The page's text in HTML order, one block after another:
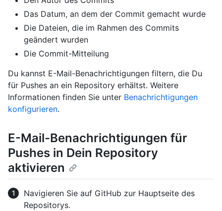
Das Datum, an dem der Commit gemacht wurde
Die Dateien, die im Rahmen des Commits
geändert wurden
Die Commit-Mitteilung
Du kannst E-Mail-Benachrichtigungen filtern, die Du
für Pushes an ein Repository erhältst. Weitere
Informationen finden Sie unter Benachrichtigungen
konfigurieren.
E-Mail-Benachrichtigungen für
Pushes in Dein Repository
aktivieren
Navigieren Sie auf GitHub zur Hauptseite des
Repositorys.